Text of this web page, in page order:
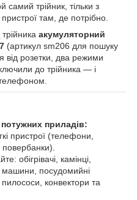
трійник, тільки з
там, де потрібно.
акумуляторний
(артикул sm206 для пошуку
від розетки, два режими
до трійника — і
приладів:
пристрої (телефони,
повербанки).
обігрівачі, камінці,
машини, посудомийні
конвектори та